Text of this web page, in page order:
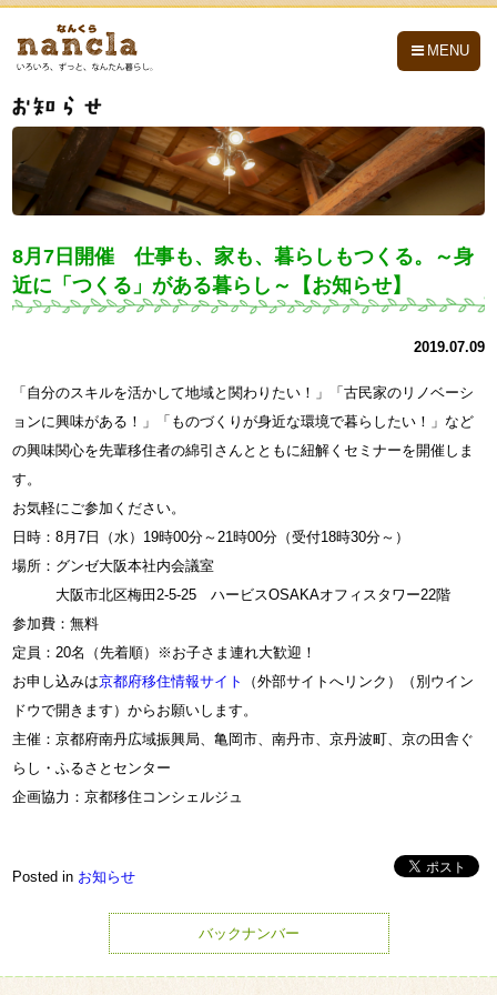
MENU
8月7日開催 仕事も、家も、暮らしもつくる。～身
近に「つくる」がある暮らし～【お知らせ】
2019.07.09
「自分のスキルを活かして地域と関わりたい！」「古民家のリノベーシ
ョンに興味がある！」「ものづくりが身近な環境で暮らしたい！」など
の興味関心を先輩移住者の綿引さんとともに紐解くセミナーを開催しま
す。
お気軽にご参加ください。
日時：8月7日（水）19時00分～21時00分（受付18時30分～）
場所：グンゼ大阪本社内会議室
大阪市北区梅田2-5-25 ハービスOSAKAオフィスタワー22階
参加費：無料
定員：20名（先着順）※お子さま連れ大歓迎！
お申し込みは京都府移住情報サイト
（外部サイトへリンク）（別ウイン
ドウで開きます）からお願いします。
主催：京都府南丹広域振興局、亀岡市、南丹市、京丹波町、京の田舎ぐ
らし・ふるさとセンター
企画協力：京都移住コンシェルジュ
Posted in お知らせ
バックナンバー